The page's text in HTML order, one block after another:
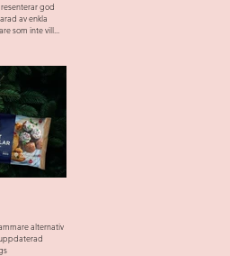
god
av enkla
som inte vill...
alternativ